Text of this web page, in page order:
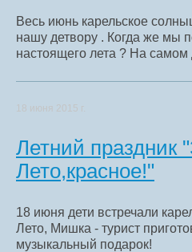
Весь июнь карельское
нашу детвору . Когда же мы
настоящего лета ? На самом
18 июня 2015 г.
Летний праздник
Лето,красное!"
18 июня дети встречали
Лето, Мишка - турист
музыкальный подарок!